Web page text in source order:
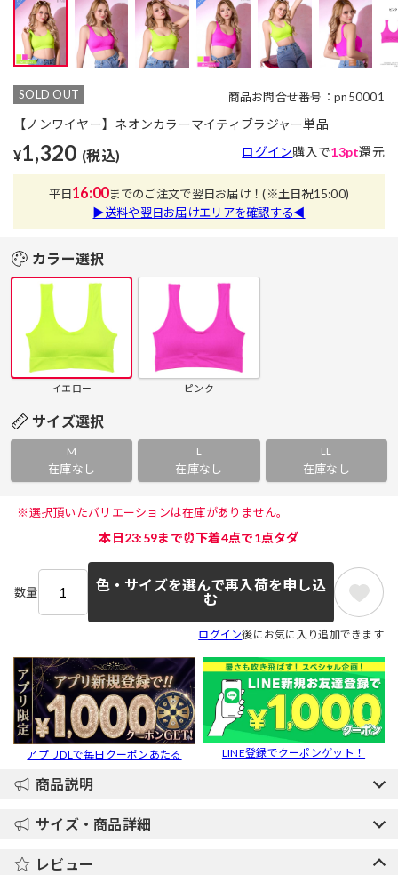
SOLD OUT 商品お問合せ番号：pn50001
【ノンワイヤー】ネオンカラーマイティブラジャー単品
¥1,320 (税込) ログイン購入で13pt還元
平日16:00までのご注文で翌日お届け！(※土日祝15:00)
▶送料や翌日お届けエリアを確認する◀
カラー選択
イエロー ピンク
サイズ選択
M
在庫なし
L
在庫なし
LL
在庫なし
※選択頂いたバリエーションは在庫がありません。
本日23:59まで⏰下着4点で1点タダ
数量
色・サイズを選んで再入荷を申し込
む
ログイン後にお気に入り追加できます
アプリDLで毎日クーポンあたる LINE登録でクーポンゲット！
商品説明
サイズ・商品詳細
レビュー